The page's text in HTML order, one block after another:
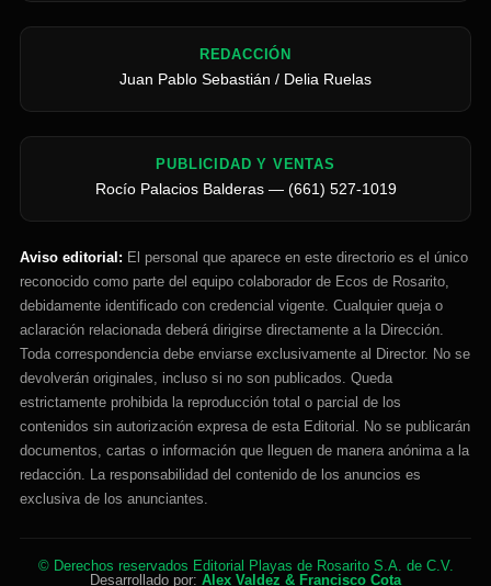
REDACCIÓN
Juan Pablo Sebastián / Delia Ruelas
PUBLICIDAD Y VENTAS
Rocío Palacios Balderas — (661) 527-1019
Aviso editorial: El personal que aparece en este directorio es el único
reconocido como parte del equipo colaborador de Ecos de Rosarito,
debidamente identificado con credencial vigente. Cualquier queja o
aclaración relacionada deberá dirigirse directamente a la Dirección.
Toda correspondencia debe enviarse exclusivamente al Director. No se
devolverán originales, incluso si no son publicados. Queda
estrictamente prohibida la reproducción total o parcial de los
contenidos sin autorización expresa de esta Editorial. No se publicarán
documentos, cartas o información que lleguen de manera anónima a la
redacción. La responsabilidad del contenido de los anuncios es
exclusiva de los anunciantes.
© Derechos reservados Editorial Playas de Rosarito S.A. de C.V.
Desarrollado por: Alex Valdez & Francisco Cota